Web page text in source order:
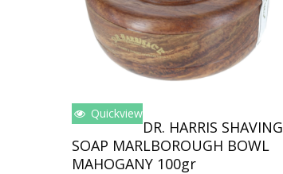
Toevoegen Aan Winkelwagen
Quickview
DR. HARRIS SHAVING
SOAP MARLBOROUGH BOWL
MAHOGANY 100gr